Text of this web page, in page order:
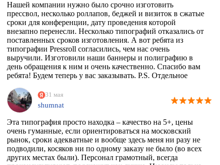
Нашей компании нужно было срочно изготовить
прессвол, несколько роллапов, беджей и визиток в сжатые
сроки для конференции, дату проведения которой
внезапно перенесли. Несколько типографий отказались от
поставленных сроков изготовления. А вот ребята из
типографии Pressroll согласились, чем нас очень
выручили. Изготовили наши баннеры и полиграфию в
день обращения к ним и очень качественно. Спасибо вам
ребята! Будем теперь у вас заказывать. P.S. Отдельное
заказа квалифицированно всё растолковал и в
последствии сообщал нам о степени готовности заказа,
т.к. сроки нас поджимали.
31 мая
shumnat
Эта типография просто находка – качество на 5+, цены
очень гуманные, если ориентироваться на московский
рынок, сроки адекватные и вообще здесь меня ни разу не
подводили, косяков ни по одному заказу не было (во всех
других местах были). Персонал грамотный, всегда